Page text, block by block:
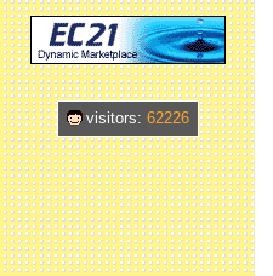
visitors: 62226